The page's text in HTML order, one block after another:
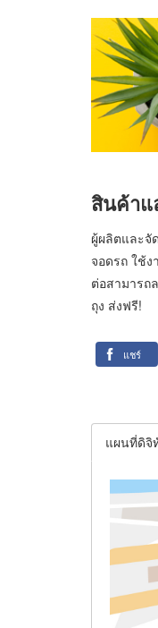
สินค้าแ
ผู้ผลิตและจั
จอดรถ ใช้
ต่อสามารถ
ถุง ส่งฟรี!
แชร์
แผนที่ดิจิ